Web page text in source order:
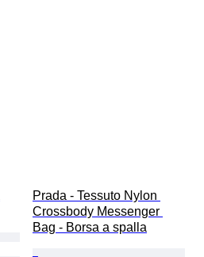
Prada - Tessuto Nylon
Crossbody Messenger
Bag - Borsa a spalla